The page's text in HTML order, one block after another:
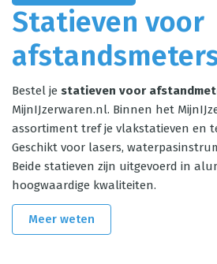
Statieven voor
Bestel je statieven voor
MijnIJzerwaren.nl. Binnen het
assortiment tref je vlakstatieven en
Geschikt voor lasers,
Beide statieven zijn uitgevoerd in
hoogwaardige kwaliteiten.
Meer weten